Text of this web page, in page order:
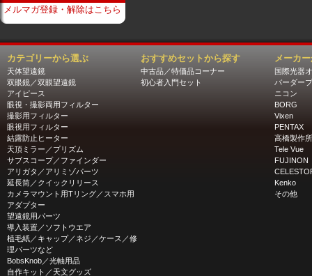
メルマガ登録・解除はこちら
カテゴリーから選ぶ
天体望遠鏡
双眼鏡／双眼望遠鏡
アイピース
眼視・撮影両用フィルター
撮影用フィルター
眼視用フィルター
結露防止ヒーター
天頂ミラー／プリズム
サブスコープ／ファインダー
アリガタ／アリミゾパーツ
延長筒／クイックリリース
カメラマウント用Tリング／スマホ用
アダプター
望遠鏡用パーツ
導入装置／ソフトウエア
植毛紙／キャップ／ネジ／ケース／修
理パーツなど
BobsKnob／光軸用品
自作キット／天文グッズ
おすすめセットから探す
中古品／特価品コーナー
初心者入門セット
メーカ
国際光器
バーダー
ニコン
BORG
Vixen
PENTAX
高橋製作所
Tele Vue
FUJINON
Kenko
その他